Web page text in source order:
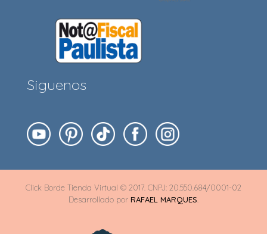
Siguenos
Click Borde Tienda Virtual © 2017. CNPJ: 20.550.684/0001-02
Desarrollado por RAFAEL MARQUES